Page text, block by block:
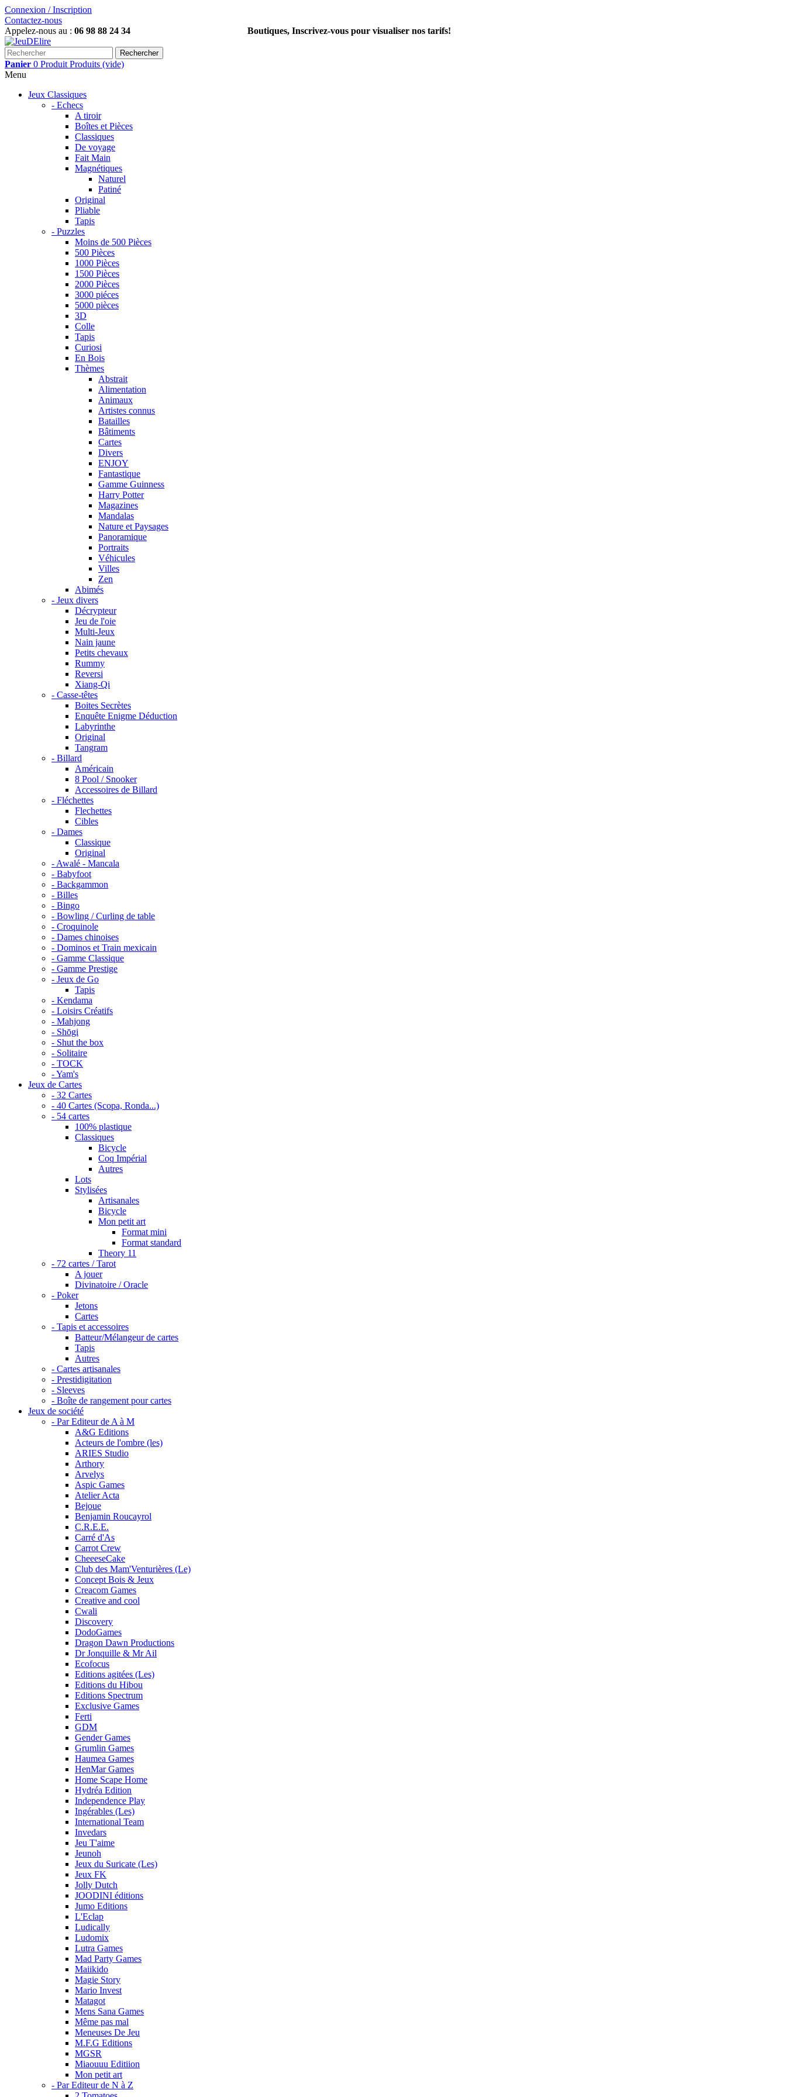
Connexion / Inscription
Contactez-nous
Appelez-nous au : 06 98 88 24 34 Boutiques, Inscrivez-vous pour visualiser nos tarifs!
Rechercher
Panier 0 Produit Produits (vide)
Menu
Jeux Classiques
- Echecs
A tiroir
Boîtes et Pièces
Classiques
De voyage
Fait Main
Magnétiques
Naturel
Patiné
Original
Pliable
Tapis
- Puzzles
Moins de 500 Pièces
500 Pièces
1000 Pièces
1500 Pièces
2000 Pièces
3000 piéces
5000 pièces
3D
Colle
Tapis
Curiosi
En Bois
Thèmes
Abstrait
Alimentation
Animaux
Artistes connus
Batailles
Bâtiments
Cartes
Divers
ENJOY
Fantastique
Gamme Guinness
Harry Potter
Magazines
Mandalas
Nature et Paysages
Panoramique
Portraits
Véhicules
Villes
Zen
Abimés
- Jeux divers
Décrypteur
Jeu de l'oie
Multi-Jeux
Nain jaune
Petits chevaux
Rummy
Reversi
Xiang-Qi
- Casse-têtes
Boites Secrètes
Enquête Enigme Déduction
Labyrinthe
Original
Tangram
- Billard
Américain
8 Pool / Snooker
Accessoires de Billard
- Fléchettes
Flechettes
Cibles
- Dames
Classique
Original
- Awalé - Mancala
- Babyfoot
- Backgammon
- Billes
- Bingo
- Bowling / Curling de table
- Croquinole
- Dames chinoises
- Dominos et Train mexicain
- Gamme Classique
- Gamme Prestige
- Jeux de Go
Tapis
- Kendama
- Loisirs Créatifs
- Mahjong
- Shōgi
- Shut the box
- Solitaire
- TOCK
- Yam's
Jeux de Cartes
- 32 Cartes
- 40 Cartes (Scopa, Ronda...)
- 54 cartes
100% plastique
Classiques
Bicycle
Coq Impérial
Autres
Lots
Stylisées
Artisanales
Bicycle
Mon petit art
Format mini
Format standard
Theory 11
- 72 cartes / Tarot
A jouer
Divinatoire / Oracle
- Poker
Jetons
Cartes
- Tapis et accessoires
Batteur/Mélangeur de cartes
Tapis
Autres
- Cartes artisanales
- Prestidigitation
- Sleeves
- Boîte de rangement pour cartes
Jeux de société
- Par Editeur de A à M
A&G Editions
Acteurs de l'ombre (les)
ARIES Studio
Arthory
Arvelys
Aspic Games
Atelier Acta
Bejoue
Benjamin Roucayrol
C.R.E.E.
Carré d'As
Carrot Crew
CheeeseCake
Club des Mam'Venturières (Le)
Concept Bois & Jeux
Creacom Games
Creative and cool
Cwali
Discovery
DodoGames
Dragon Dawn Productions
Dr Jonquille & Mr Ail
Ecofocus
Editions agitées (Les)
Editions du Hibou
Editions Spectrum
Exclusive Games
Ferti
GDM
Gender Games
Grumlin Games
Haumea Games
HenMar Games
Home Scape Home
Hydréa Edition
Independence Play
Ingérables (Les)
International Team
Invedars
Jeu T'aime
Jeunoh
Jeux du Suricate (Les)
Jeux FK
Jolly Dutch
JOODINI éditions
Jumo Editions
L'Eclap
Ludically
Ludomix
Lutra Games
Mad Party Games
Maiikido
Magie Story
Mario Invest
Matagot
Mens Sana Games
Même pas mal
Meneuses De Jeu
M.F.G Editions
MGSR
Miaouuu Editiion
Mon petit art
- Par Editeur de N à Z